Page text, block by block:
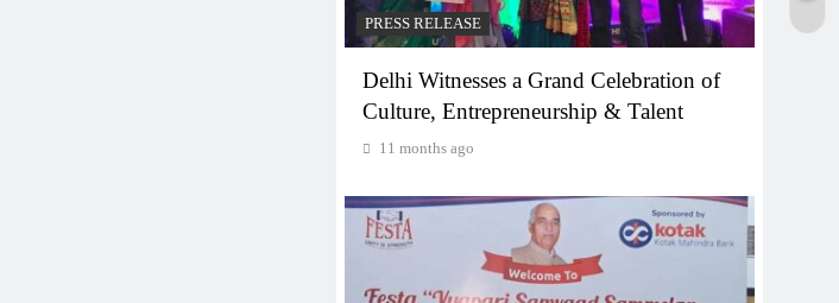
PRESS RELEASE
Delhi Witnesses a Grand Celebration of
Culture, Entrepreneurship & Talent
11 months ago